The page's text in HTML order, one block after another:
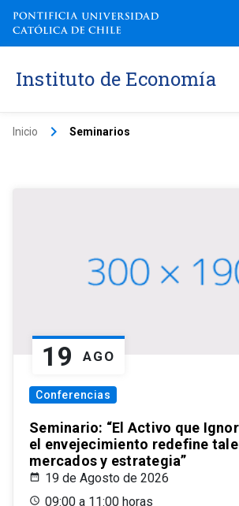
Instituto de Economía
Inicio keyboard_arrow_right Seminarios
19 AGO
Conferencias
Seminario: “El Activo que
el envejecimiento redefine
mercados y estrategia”
19 de Agosto de 2026
09:00 a 11:00 horas